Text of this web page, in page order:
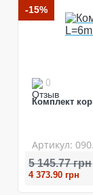
-15%
0
Комплект
Артикул:
5 145.77 грн
4 373.90 грн